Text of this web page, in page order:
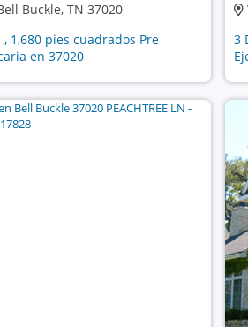
Buckle, TN 37020
1,680 pies cuadrados Pre
en 37020
3